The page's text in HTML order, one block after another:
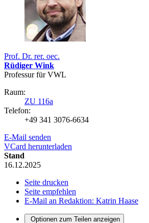
Prof. Dr. rer. oec.
Rüdiger Wink
Professur für VWL
Raum:
ZU 116a
Telefon:
+49 341 3076-6634
E-Mail senden
VCard herunterladen
Stand
16.12.2025
Seite drucken
Seite empfehlen
E-Mail an Redaktion: Katrin Haase
Optionen zum Teilen anzeigen